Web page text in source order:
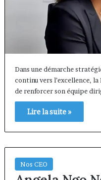
Dans une démarche
continu vers l’excellence,
de renforcer son équipe
Lire la suite »
Nos CEO